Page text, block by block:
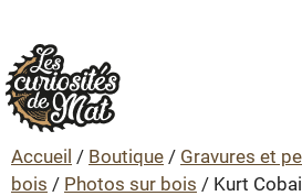
Aller
au
contenu
Accueil / Boutique / Gravures et
bois / Photos sur bois / Kurt